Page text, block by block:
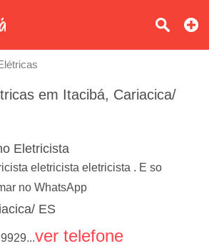
em Itacibá, Cariacica/
Eletricista
eletricista eletricista . E so
no WhatsApp
ES
ver telefone